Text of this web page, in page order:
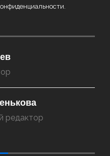
редактор